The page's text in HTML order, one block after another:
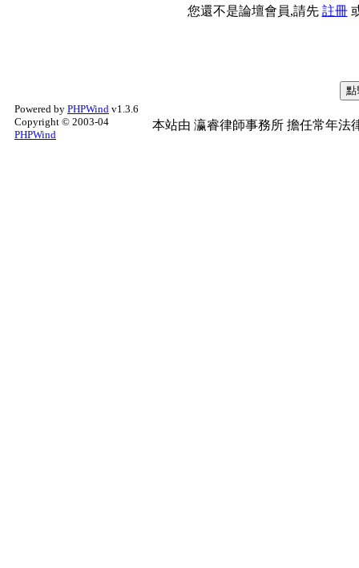
您還不是論壇會員,請先 註冊
Powered by PHPWind v1.3.6
Copyright © 2003-04
PHPWind
本站由 瀛睿律師事務所 擔任常年法